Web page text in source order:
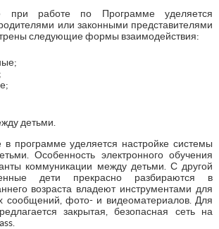
при работе по Программе уделяется
или законными представителями
следующие формы взаимодействия:
детьми.
программе уделяется настройке системы
Особенность электронного обучения
коммуникации между детьми. С другой
дети прекрасно разбираются в
возраста владеют инструментами для
сообщений, фото- и видеоматериалов. Для
закрытая, безопасная сеть на